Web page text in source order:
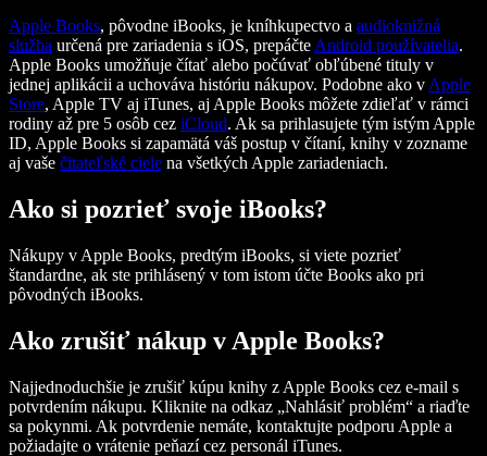
Apple Books, pôvodne iBooks, je kníhkupectvo a audioknižná
služba určená pre zariadenia s iOS, prepáčte Android používatelia.
Apple Books umožňuje čítať alebo počúvať obľúbené tituly v
jednej aplikácii a uchováva históriu nákupov. Podobne ako v Apple
Store, Apple TV aj iTunes, aj Apple Books môžete zdieľať v rámci
rodiny až pre 5 osôb cez iCloud. Ak sa prihlasujete tým istým Apple
ID, Apple Books si zapamätá váš postup v čítaní, knihy v zozname
aj vaše čitateľské ciele na všetkých Apple zariadeniach.
Ako si pozrieť svoje iBooks?
Nákupy v Apple Books, predtým iBooks, si viete pozrieť
štandardne, ak ste prihlásený v tom istom účte Books ako pri
pôvodných iBooks.
Ako zrušiť nákup v Apple Books?
Najjednoduchšie je zrušiť kúpu knihy z Apple Books cez e‑mail s
potvrdením nákupu. Kliknite na odkaz „Nahlásiť problém“ a riaďte
sa pokynmi. Ak potvrdenie nemáte, kontaktujte podporu Apple a
požiadajte o vrátenie peňazí cez personál iTunes.